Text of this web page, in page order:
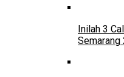
Inilah 3